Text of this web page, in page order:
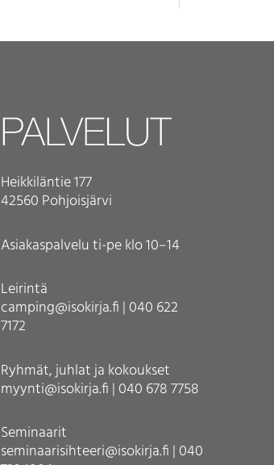
Heikkiläntie 177
42560 Pohjoisjärvi
Asiakaspalvelu ti-pe klo 10–14
Leirintä
camping@isokirja.fi | 040 622
7172
Ryhmät, juhlat ja kokoukset
myynti@isokirja.fi | 040 678 7758
Seminaarit
seminaarisihteeri@isokirja.fi | 040